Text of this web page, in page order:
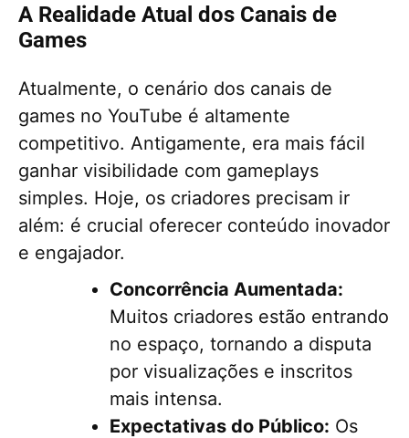
A Realidade Atual dos Canais de
Games
Atualmente, o cenário dos canais de
games no YouTube é altamente
competitivo. Antigamente, era mais fácil
ganhar visibilidade com gameplays
simples. Hoje, os criadores precisam ir
além: é crucial oferecer conteúdo inovador
e engajador.
Concorrência Aumentada:
Muitos criadores estão entrando
no espaço, tornando a disputa
por visualizações e inscritos
mais intensa.
Expectativas do Público: Os